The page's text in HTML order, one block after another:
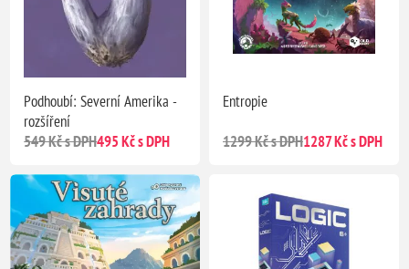
Podhoubí: Severní Amerika -
rozšíření
549 Kč s DPH495 Kč s DPH
Entropie
1299 Kč s DPH1287 Kč s DPH